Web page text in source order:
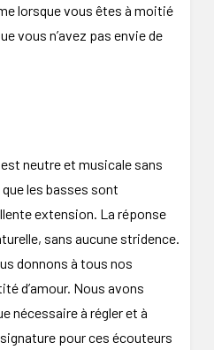
lorsque vous êtes à moitié
vous n’avez pas envie de
neutre et musicale sans
les basses sont
extension. La réponse
sans aucune stridence.
donnons à tous nos
d’amour. Nous avons
nécessaire à régler et à
pour ces écouteurs